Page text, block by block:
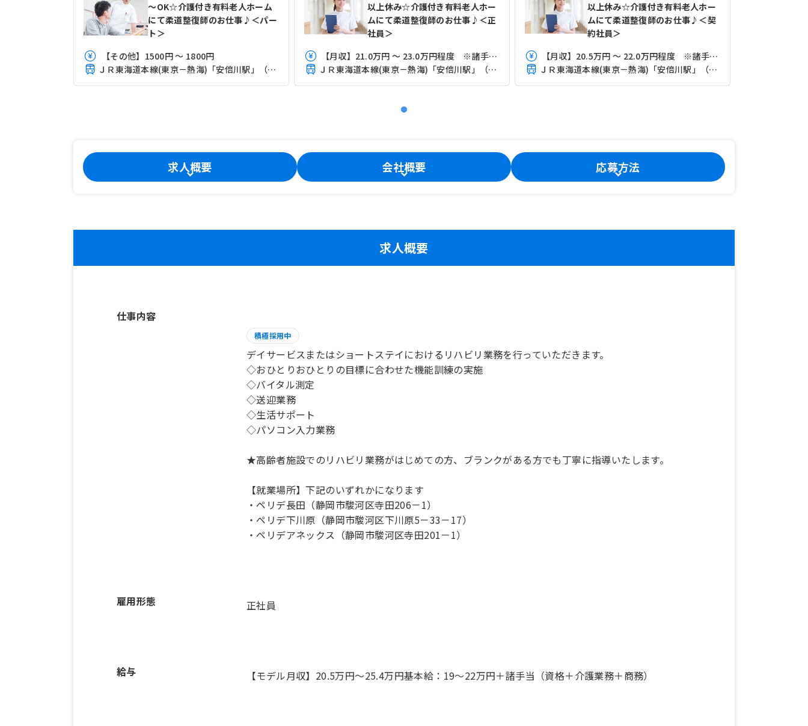
～OK☆介護付き有料老人ホーム
にて柔道整復師のお仕事♪＜パー
ト＞
【その他】1500円 ～ 1800円
ＪＲ東海道本線(東京－熱海)「安倍川駅」（バス・車9分）
以上休み☆介護付き有料老人ホー
ムにて柔道整復師のお仕事♪＜正
社員＞
【月収】21.0万円 ～ 23.0万円程度 ※諸手当込み
ＪＲ東海道本線(東京－熱海)「安倍川駅」（バス・車9分）
以上休み☆介護付き有料老人ホー
ムにて柔道整復師のお仕事♪＜契
約社員＞
【月収】20.5万円 ～ 22.0万円程度 ※諸手当込み
ＪＲ東海道本線(東京－熱海)「安倍川駅」（バス・車9分）
求人概要 会社概要 応募方法
求人概要
仕事内容
積極採用中
デイサービスまたはショートステイにおけるリハビリ業務を行っていただきます。
◇おひとりおひとりの目標に合わせた機能訓練の実施
◇バイタル測定
◇送迎業務
◇生活サポート
◇パソコン入力業務
★高齢者施設でのリハビリ業務がはじめての方、ブランクがある方でも丁寧に指導いたします。
【就業場所】下記のいずれかになります
・ペリデ長田（静岡市駿河区寺田206－1）
・ペリデ下川原（静岡市駿河区下川原5－33－17）
雇用形態 正社員
給与 【モデル月収】20.5万円〜25.4万円基本給：19～22万円＋諸手当（資格＋介護業務＋商務）